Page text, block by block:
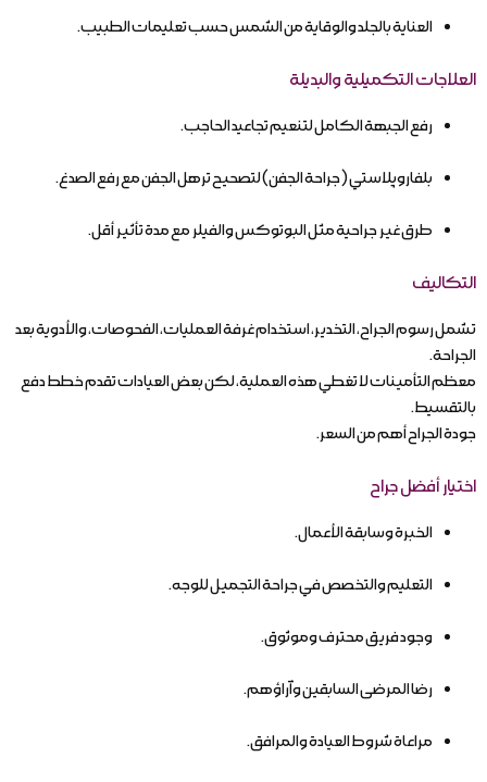
العناية بالجلد والوقاية من الشمس حسب تعليمات الطبيب.
العلاجات التكميلية والبديلة
رفع الجبهة الكامل لتنعيم تجاعيد الحاجب.
بلفاروپلاستي (جراحة الجفن) لتصحيح ترهل الجفن مع رفع الصدغ.
طرق غير جراحية مثل البوتوكس والفيلر مع مدة تأثير أقل.
التكاليف
تشمل رسوم الجراح، التخدير، استخدام غرفة العمليات، الفحوصات، والأدوية بعد
الجراحة.
معظم التأمينات لا تغطي هذه العملية، لكن بعض العيادات تقدم خطط دفع
بالتقسيط.
جودة الجراح أهم من السعر.
اختيار أفضل جراح
الخبرة وسابقة الأعمال.
التعليم والتخصص في جراحة التجميل للوجه.
وجود فريق محترف وموثوق.
رضا المرضى السابقين وآراؤهم.
مراعاة شروط العيادة والمرافق.